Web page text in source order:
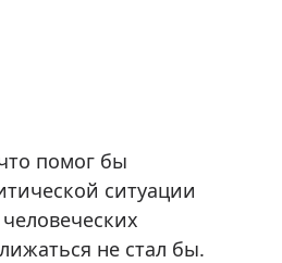
помог бы
ситуации
не стал бы.